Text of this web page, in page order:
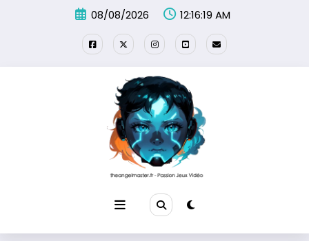
08/08/2026 12:16:19 AM